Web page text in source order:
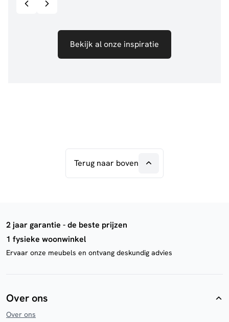
Bekijk al onze inspiratie
Terug naar boven
2 jaar garantie - de beste prijzen
1 fysieke woonwinkel
Ervaar onze meubels en ontvang deskundig advies
Over ons
Over ons